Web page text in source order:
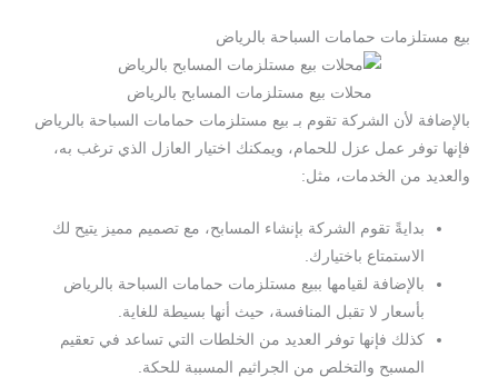
بيع مستلزمات حمامات السباحة بالرياض
محلات بيع مستلزمات المسابح بالرياض
بالإضافة لأن الشركة تقوم بـ بيع مستلزمات حمامات السباحة بالرياض
فإنها توفر عمل عزل للحمام، ويمكنك اختيار العازل الذي ترغب به،
والعديد من الخدمات، مثل:
بدايةً تقوم الشركة بإنشاء المسابح، مع تصميم مميز يتيح لك
الاستمتاع باختيارك.
بالإضافة لقيامها ببيع مستلزمات حمامات السباحة بالرياض
بأسعار لا تقبل المنافسة، حيث أنها بسيطة للغاية.
كذلك فإنها توفر العديد من الخلطات التي تساعد في تعقيم
المسبح والتخلص من الجراثيم المسببة للحكة.